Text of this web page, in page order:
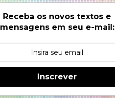
Receba os novos textos e
mensagens em seu e-mail:
Inscrever